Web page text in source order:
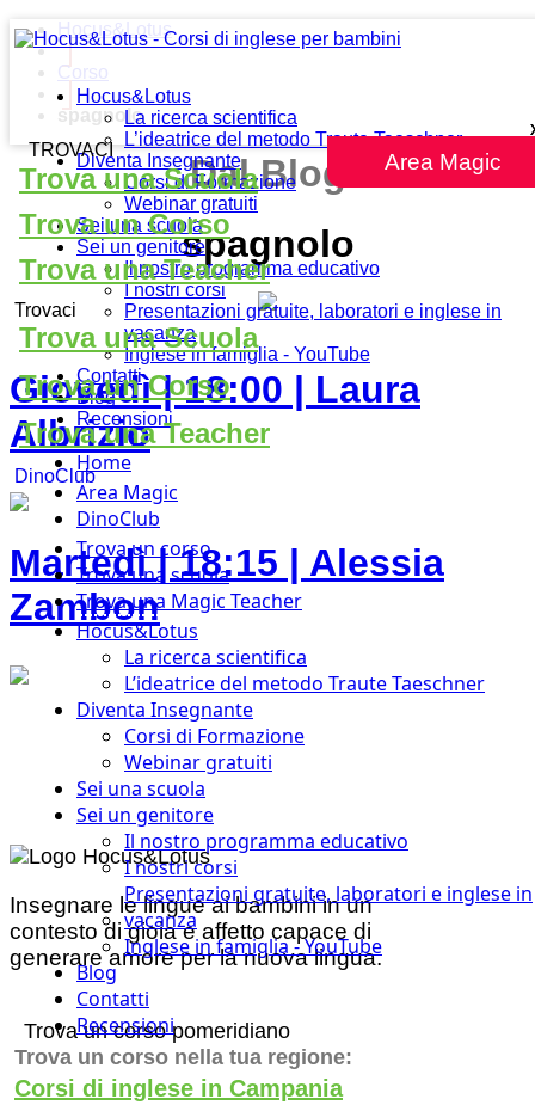
Hocus&Lotus
La ricerca scientifica
L’ideatrice del metodo Traute Taeschner
Diventa Insegnante
Corsi di Formazione
Webinar gratuiti
Sei una scuola
Sei un genitore
Il nostro programma educativo
I nostri corsi
Presentazioni gratuite, laboratori e inglese in
vacanza
Inglese in famiglia - YouTube
Contatti
Blog
Recensioni
Home
Area Magic
DinoClub
Trova un corso
Trova una scuola
Trova una Magic Teacher
Hocus&Lotus
La ricerca scientifica
L’ideatrice del metodo Traute Taeschner
Diventa Insegnante
Corsi di Formazione
Webinar gratuiti
Sei una scuola
Sei un genitore
Il nostro programma educativo
I nostri corsi
Presentazioni gratuite, laboratori e inglese in
vacanza
Inglese in famiglia - YouTube
Blog
Contatti
Recensioni
Area Magic
TROVACI
Trova una Scuola
Trova un Corso
Trova una Teacher
Trovaci
Trova una Scuola
Trova un Corso
Trova una Teacher
DinoClub
Hocus&Lotus
Corso
spagnolo
Dal Blog
spagnolo
Giovedì | 18:00 | Laura
Albrizio
Martedì | 18:15 | Alessia
Zambon
Insegnare le lingue ai bambini in un
contesto di gioia e affetto capace di
generare amore per la nuova lingua.
Trova un corso pomeridiano
Trova un corso nella tua regione:
Corsi di inglese in Campania